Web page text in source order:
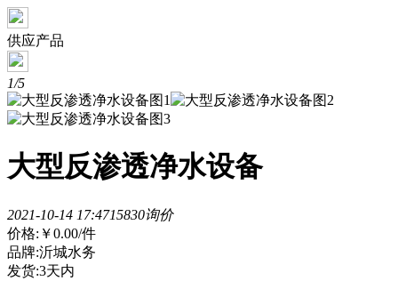
供应产品
1/5
大型反渗透净水设备
2021-10-14 17:4715830询价
价格: ￥0.00/件
品牌:沂城水务
发货:3天内